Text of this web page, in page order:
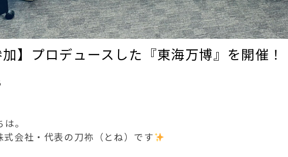
加】プロデュースした『東海万博』を開催！
。
会社・代表の刀祢（とね）です